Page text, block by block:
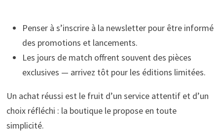
Penser à s’inscrire à la newsletter pour être informé
des promotions et lancements.
Les jours de match offrent souvent des pièces
exclusives — arrivez tôt pour les éditions limitées.
Un achat réussi est le fruit d’un service attentif et d’un
choix réfléchi : la boutique le propose en toute
simplicité.